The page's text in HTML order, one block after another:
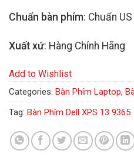
Chuẩn bàn phím: Chuẩn US
Xuất xứ: Hàng Chính Hãng
Add to Wishlist
Categories: Bàn Phím Laptop,
Tag: Bàn Phím Dell XPS 13 9365